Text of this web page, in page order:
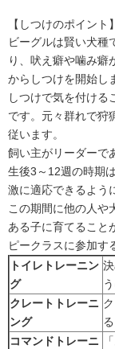
【しつけのポイント】
ビーグルは賢い犬種
り、吠え癖や噛み癖
からしつけを開始し
しつけで気を付ける
です。元々群れで狩
従います。
飼い主がリーダーで
生後3～12週の時期
激に適応できるよう
この期間に他の人や
ある子に育てること
ピークラスに参加す
トイレトレーニン
グ
クレートトレーニ
ング
コマンドトレーニ